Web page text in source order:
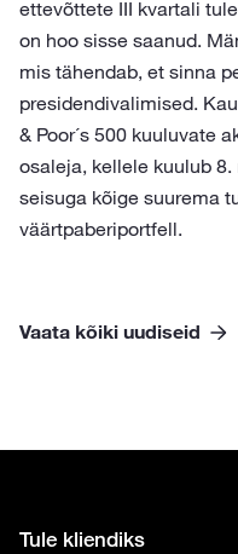
ettevõttete III kvartali
on hoo sisse saanud.
mis tähendab, et sinna
presidendivalimised.
& Poor´s 500 kuuluvate
osaleja, kellele kuulub
seisuga kõige suurema
väärtpaberiportfell.
Vaata kõiki uudiseid
Tule kliendiks